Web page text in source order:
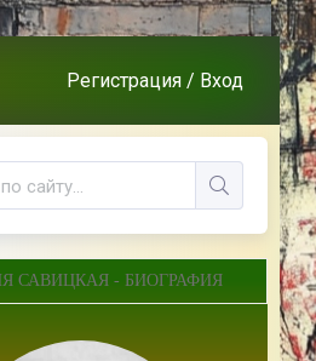
Регистрация / Вход
САВИЦКАЯ - БИОГРАФИЯ